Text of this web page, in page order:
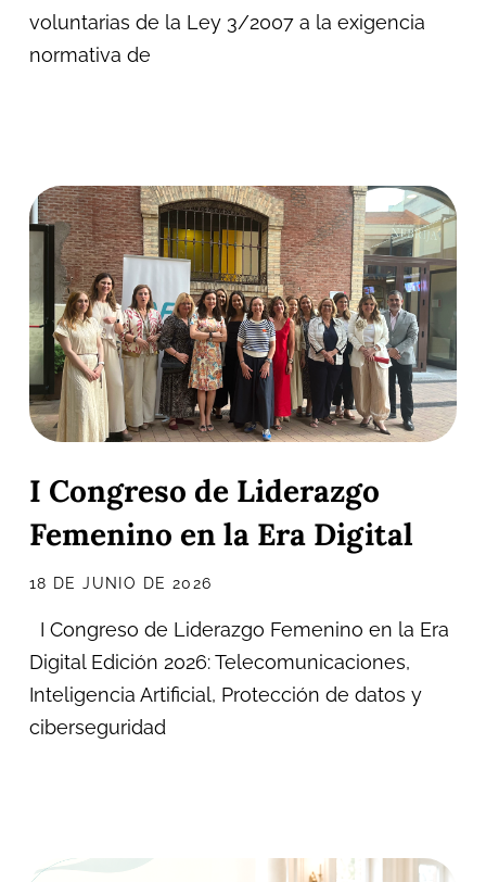
voluntarias de la Ley 3/2007 a la exigencia
normativa de
I Congreso de Liderazgo
Femenino en la Era Digital
18 DE JUNIO DE 2026
I Congreso de Liderazgo Femenino en la Era
Digital Edición 2026: Telecomunicaciones,
Inteligencia Artificial, Protección de datos y
ciberseguridad